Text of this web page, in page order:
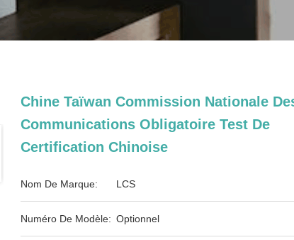
Chine Taïwan Commission Nationale
Communications Obligatoire Test De
Certification Chinoise
Nom De Marque: LCS
Numéro De Modèle: Optionnel